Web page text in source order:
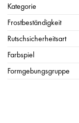
Kategorie
Frostbeständigkeit
Rutschsicherheitsart
Farbspiel
Formgebungsgruppe